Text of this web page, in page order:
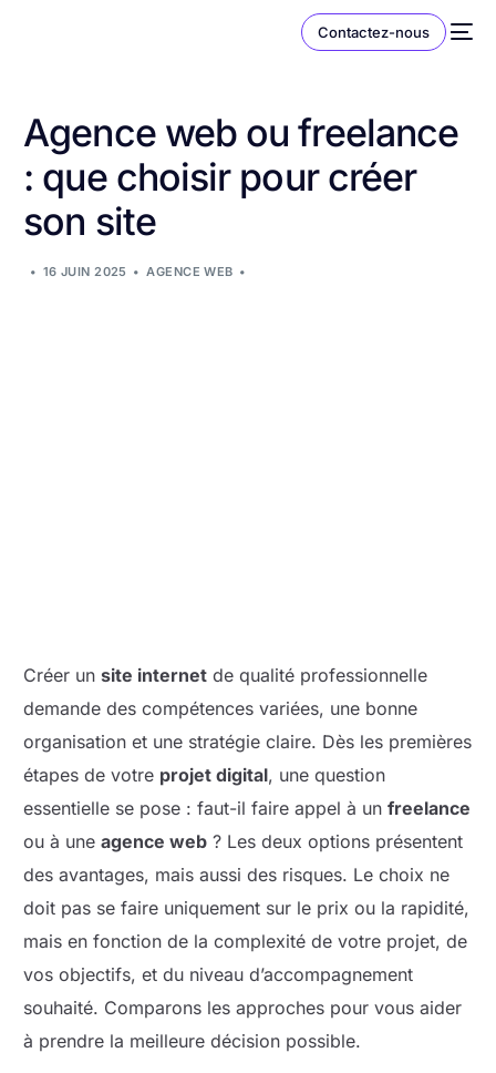
Contactez-nous
Agence web ou freelance
: que choisir pour créer
son site
16 JUIN 2025 AGENCE WEB
Créer unsite internet de qualité professionnelle
demande des compétences variées, une bonne
organisation et une stratégie claire. Dès les premières
étapes de votre projet digital, une question
essentielle se pose : faut-il faire appel à unfreelance
ou à uneagence web ? Les deux options présentent
des avantages, mais aussi des risques. Le choix ne
doit pas se faire uniquement sur le prix ou la rapidité,
mais en fonction de la complexité de votre projet, de
vos objectifs, et du niveau d’accompagnement
souhaité. Comparons les approches pour vous aider
à prendre la meilleure décision possible.